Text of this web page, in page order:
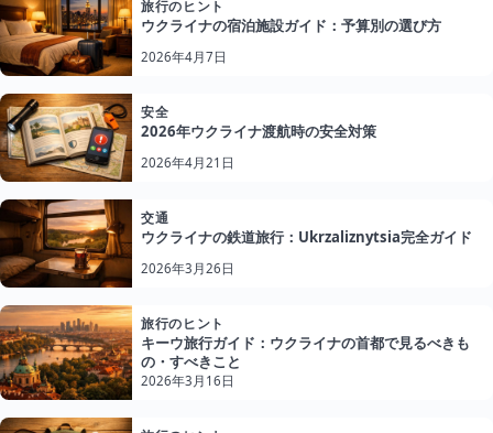
旅行のヒント
ウクライナの宿泊施設ガイド：予算別の選び方
2026年4月7日
安全
2026年ウクライナ渡航時の安全対策
2026年4月21日
交通
ウクライナの鉄道旅行：Ukrzaliznytsia完全ガイド
2026年3月26日
旅行のヒント
キーウ旅行ガイド：ウクライナの首都で見るべきも
の・すべきこと
2026年3月16日